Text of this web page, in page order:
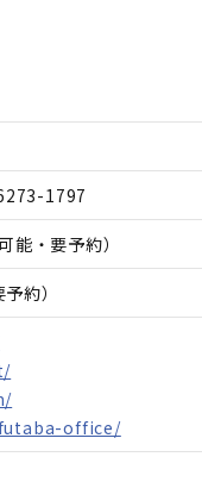
1797
・要予約）
約）
office/